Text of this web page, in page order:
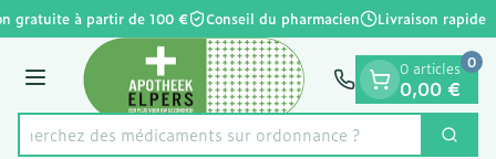
Aller au contenu
1 de 1
gratuite à partir de 100 € Conseil du pharmacien Livraison rapide
Menu
Rechercher
cherchez des médicaments sur ordonnance ?
0 articles
0,00 €
0